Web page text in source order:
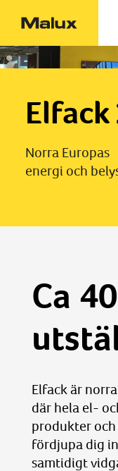
Elfack
Norra
energi och
Ca
Elfack är
där hela el-
produkter och
fördjupa dig
samtidigt